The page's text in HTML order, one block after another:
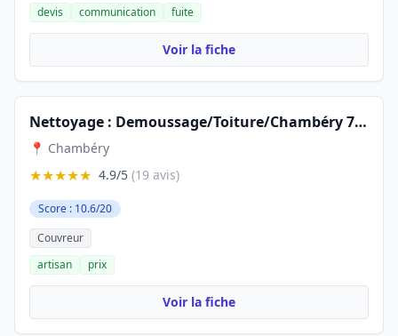
devis
communication fuite
Voir la fiche
Nettoyage : Demoussage/Toiture/Chambéry 73 réparation sur toiture
📍 Chambéry
★★★★★ 4.9/5 (19 avis)
Score : 10.6/20
Couvreur
artisan
prix
Voir la fiche